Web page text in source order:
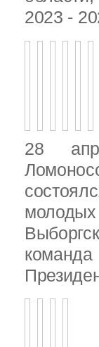
2023 -
28